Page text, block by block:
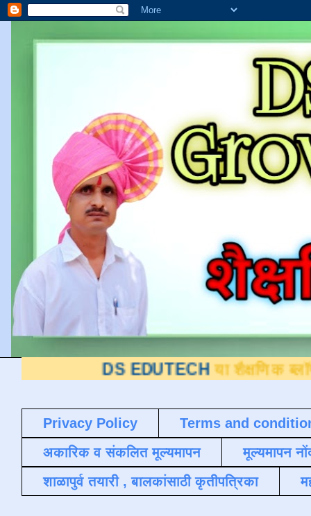
DS EDUTECH या शैक्षणिक ब्लॉगवर आपले
Privacy Policy
Terms and
अकारिक व संकलित मूल्यमापन
मूल्यमापन
शाळापुर्व तयारी , बालकांसाठी कृतीपत्रिका